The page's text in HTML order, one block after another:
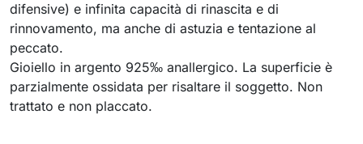
difensive) e infinita capacità di rinascita e di
rinnovamento, ma anche di astuzia e tentazione al
peccato.
Gioiello in argento 925‰ anallergico. La superficie è
parzialmente ossidata per risaltare il soggetto. Non
trattato e non placcato.